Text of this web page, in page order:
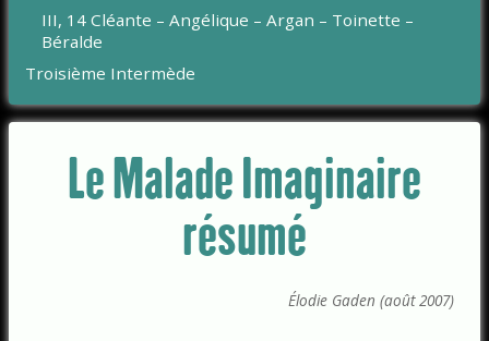
III, 14 Cléante – Angélique – Argan – Toinette –
Béralde
Troisième Intermède
Le Malade Imaginaire
résumé
Élodie Gaden (août 2007)